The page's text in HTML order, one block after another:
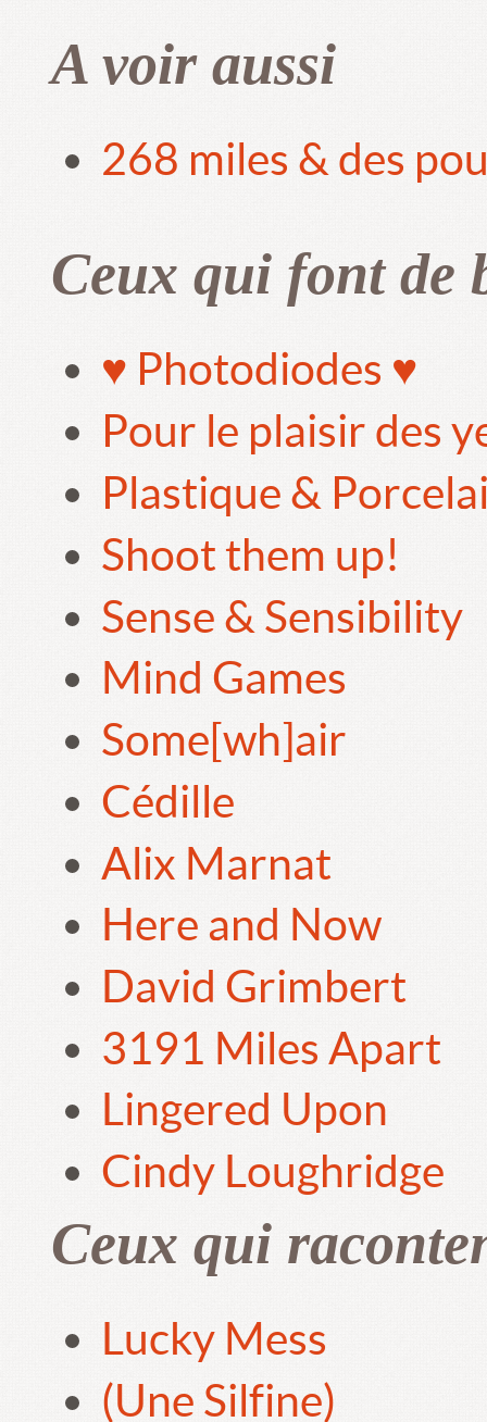
A voir aussi
268 miles & des
Ceux qui font de
♥ Photodiodes ♥
Pour le plaisir des
Plastique &
Shoot them up!
Sense & Sensibility
Mind Games
Some[wh]air
Cédille
Alix Marnat
Here and Now
David Grimbert
3191 Miles Apart
Lingered Upon
Cindy Loughridge
Ceux qui
Lucky Mess
(Une Silfine)